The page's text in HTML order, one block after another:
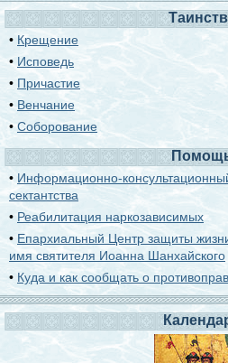
• Крещение
• Исповедь
• Причастие
• Венчание
•Соборование
• Информационно-
сектантства
• Реабилитация наркозависимых
• Епархиальный Центр защиты
имя святителя Иоанна Шанхайского
• Куда и как сообщать о